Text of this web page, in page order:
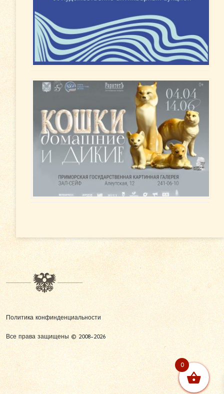
Политика конфинденциальности
Все права защищены © 2008-2026
0